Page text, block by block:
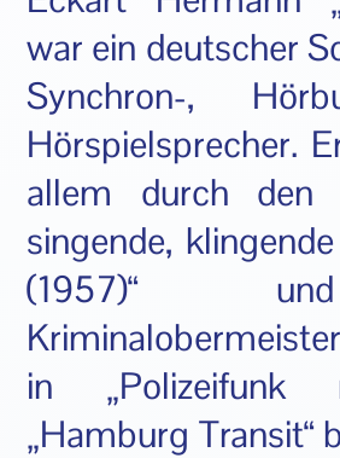
war ein deutscher
Synchron-,
Hörspielsprecher.
allem durch den
singende,
(1957)“
in „Polizeifunk
„Hamburg Transit“